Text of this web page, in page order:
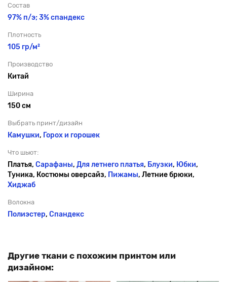
Состав
97% п/э; 3% спандекс
Плотность
105 гр/м²
Производство
Китай
Ширина
150 см
Выбрать принт/дизайн
Камушки, Горох и горошек
Что шьют:
Платья, Сарафаны, Для летнего платья, Блузки, Юбки,
Туника, Костюмы оверсайз, Пижамы, Летние брюки,
Хиджаб
Волокна
Полиэстер, Спандекс
Другие ткани с похожим принтом или
дизайном: